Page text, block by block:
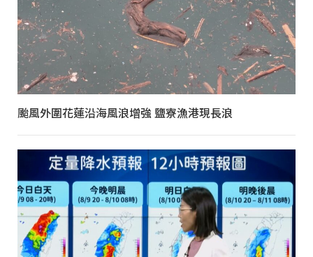
颱風外圍花蓮沿海風浪增強 鹽寮漁港現長浪